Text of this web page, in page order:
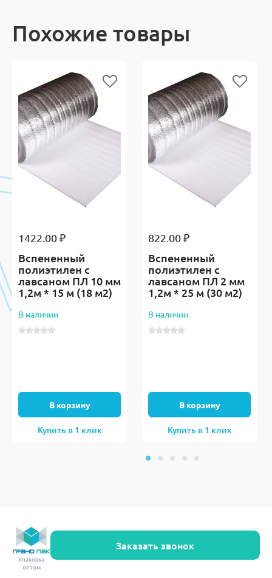
Похожие товары
1422.00 ₽
Вспененный
полиэтилен с
лавсаном ПЛ 10 мм
1,2м * 15 м (18 м2)
В наличии
В корзину
Купить в 1 клик
822.00 ₽
Вспененный
полиэтилен с
лавсаном ПЛ 2 мм
1,2м * 25 м (30 м2)
В наличии
В корзину
Купить в 1 клик
Упаковка
оптом
Заказать звонок